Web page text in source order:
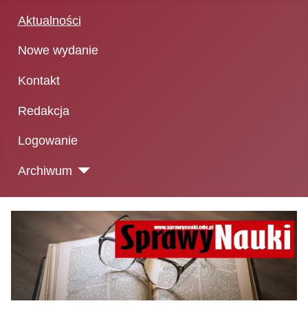
Aktualności
Nowe wydanie
Kontakt
Redakcja
Logowanie
Archiwum